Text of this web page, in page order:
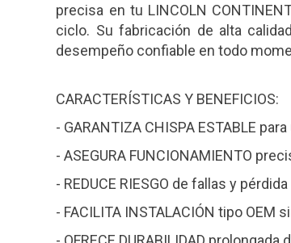
precisa en tu LINCOLN
ciclo. Su fabricación de alta
desempeño confiable en todo
CARACTERÍSTICAS Y BENEFICIOS:
- GARANTIZA CHISPA ESTABLE
- ASEGURA FUNCIONAMIENTO
- REDUCE RIESGO de fallas y
- FACILITA INSTALACIÓN tipo OEM